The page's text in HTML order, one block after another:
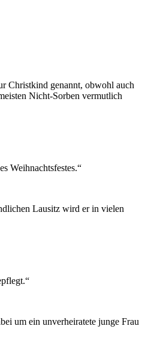
Christkind genannt, obwohl auch
Nicht-Sorben vermutlich
Weihnachtsfestes.“
Lausitz wird er in vielen
um ein unverheiratete junge Frau